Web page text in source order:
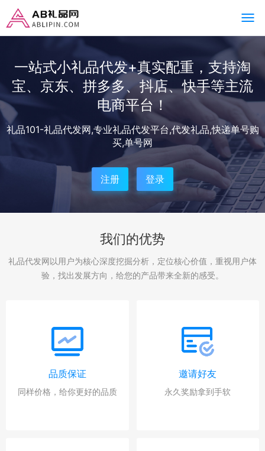
一站式小礼品代发+真实配重，支持淘
宝、京东、拼多多、抖店、快手等主流
电商平台！
礼品101-礼品代发网,专业礼品代发平台,代发礼品,快递单号购
买,单号网
注册 登录
我们的优势
礼品代发网以用户为核心深度挖掘分析，定位核心价值，重视用户体
验，找出发展方向，给您的产品带来全新的感受。
品质保证
同样价格，给你更好的品质
邀请好友
永久奖励拿到手软